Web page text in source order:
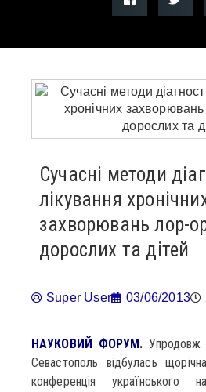
Сучасні методи
лікування
захворювань лор-
дорослих та дітей
Super User 03/06/2013
НАУКОВИЙ ФОРУМ. Упродовж
Севастополь відбулась
конференція українського